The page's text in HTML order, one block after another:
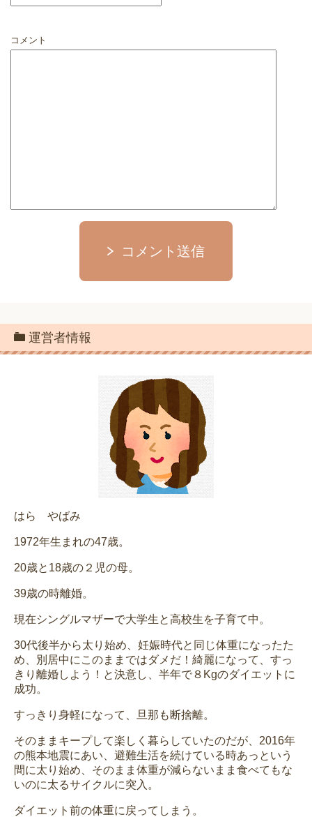
コメント
コメント送信
運営者情報
はら やばみ
1972年生まれの47歳。
20歳と18歳の２児の母。
39歳の時離婚。
現在シングルマザーで大学生と高校生を子育て中。
30代後半から太り始め、妊娠時代と同じ体重になったた
め、別居中にこのままではダメだ！綺麗になって、すっ
きり離婚しよう！と決意し、半年で８Kgのダイエットに
成功。
すっきり身軽になって、旦那も断捨離。
そのままキープして楽しく暮らしていたのだが、2016年
の熊本地震にあい、避難生活を続けている時あっという
間に太り始め、そのまま体重が減らないまま食べてもな
いのに太るサイクルに突入。
ダイエット前の体重に戻ってしまう。